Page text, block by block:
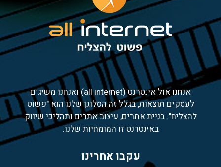
אנחנו אול אינטרנט (all internet) ואנחנו משיגים
לעסקים תוצאות, בגלל זה הסלוגן שלנו הוא "פשוט
להצליח". בניית אתרים, עיצוב אתרים ותהליכי שיווק
באינטרנט זו המומחיות שלנו.
עקבו אחרינו